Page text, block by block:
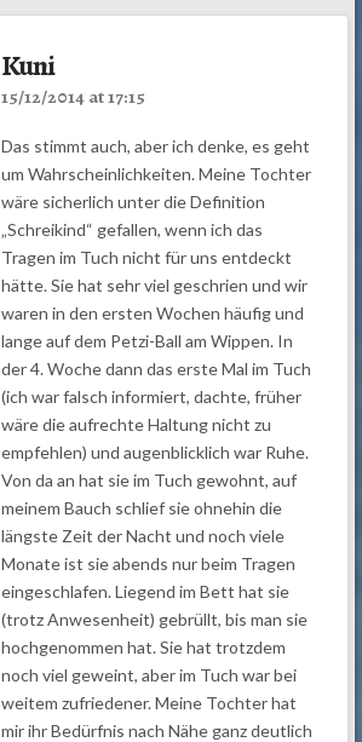
Kuni
15/12/2014 at 17:15
Das stimmt auch, aber ich denke, es geht
um Wahrscheinlichkeiten. Meine Tochter
wäre sicherlich unter die Definition
„Schreikind“ gefallen, wenn ich das
Tragen im Tuch nicht für uns entdeckt
hätte. Sie hat sehr viel geschrien und wir
waren in den ersten Wochen häufig und
lange auf dem Petzi-Ball am Wippen. In
der 4. Woche dann das erste Mal im Tuch
(ich war falsch informiert, dachte, früher
wäre die aufrechte Haltung nicht zu
empfehlen) und augenblicklich war Ruhe.
Von da an hat sie im Tuch gewohnt, auf
meinem Bauch schlief sie ohnehin die
längste Zeit der Nacht und noch viele
Monate ist sie abends nur beim Tragen
eingeschlafen. Liegend im Bett hat sie
(trotz Anwesenheit) gebrüllt, bis man sie
hochgenommen hat. Sie hat trotzdem
noch viel geweint, aber im Tuch war bei
weitem zufriedener. Meine Tochter hat
mir ihr Bedürfnis nach Nähe ganz deutlich